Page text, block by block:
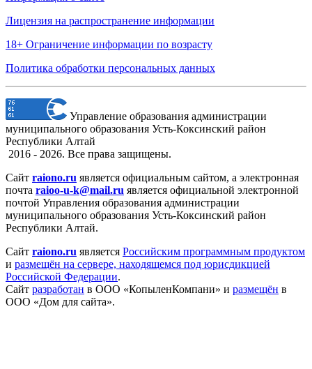
Лицензия на распространение информации
18+ Ограничение информации по возрасту
Политика обработки персональных данных
Управление образования администрации
муниципального образования Усть-Коксинский район
Республики Алтай
2016 - 2026. Все права защищены.
Сайт raiono.ru является официальным сайтом, а электронная
почта raioo-u-k@mail.ru является официальной электронной
почтой Управления образования администрации
муниципального образования Усть-Коксинский район
Республики Алтай.
Сайт raiono.ru является Российским программным продуктом
и размещён на сервере, находящемся под юрисдикцией
Российской Федерации.
Сайт разработан в ООО «КопыленКомпани» и размещён в
ООО «Дом для сайта».